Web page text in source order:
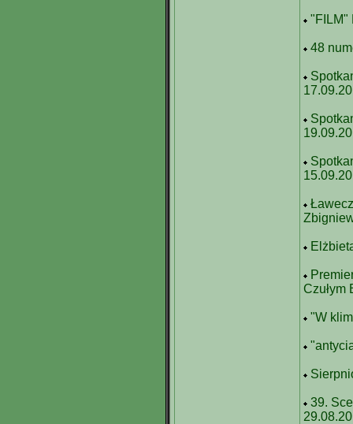
"FILM"
48
Czułym
"W
39.